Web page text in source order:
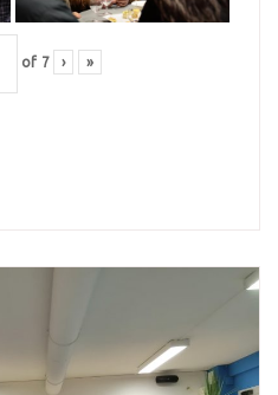
of 7 › »